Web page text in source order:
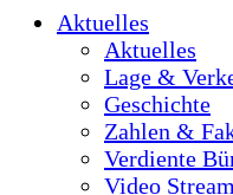
Aktuelles
Aktuelles
Lage &
Geschichte
Zahlen &
Verdiente
Video